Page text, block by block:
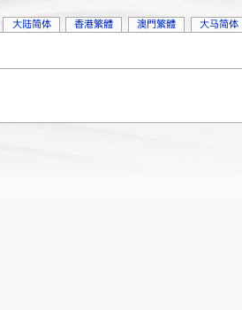
大陆简体 香港繁體 澳門繁體 大马简体